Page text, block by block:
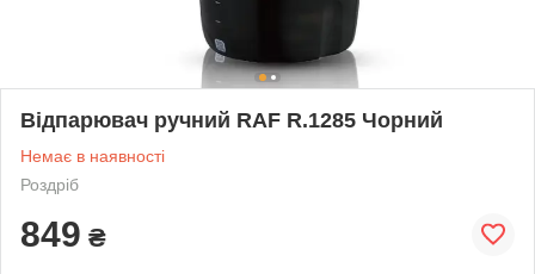
Відпарювач ручний RAF R.1285 Чорний
Немає в наявності
Роздріб
849 ₴